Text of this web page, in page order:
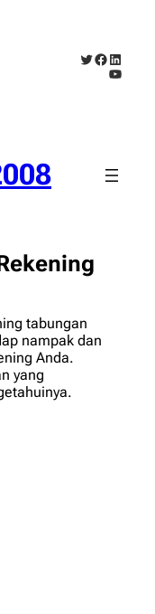
Twitter
Facebook
tabungan
nampak dan
Anda.
yang